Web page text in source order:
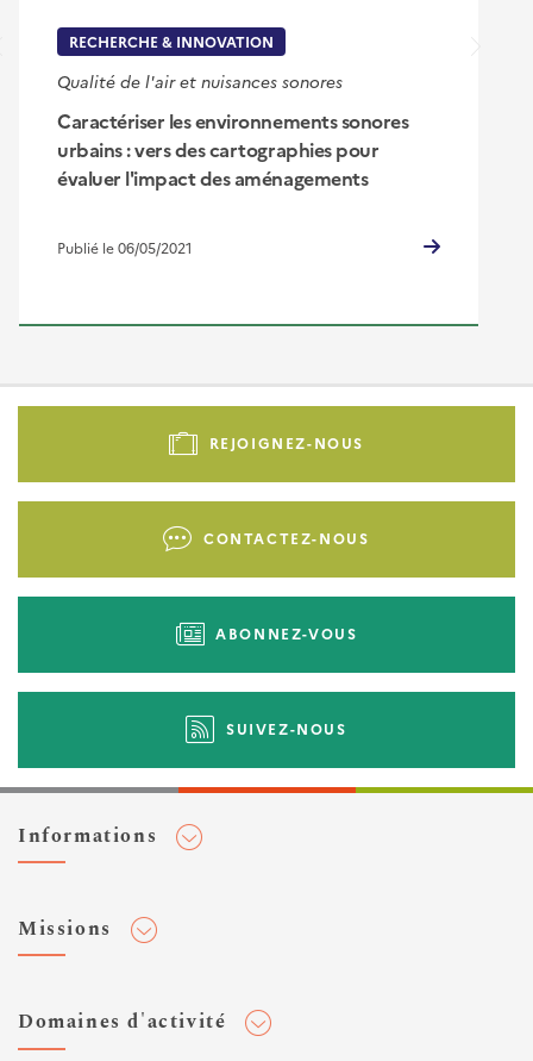
RECHERCHE & INNOVATION
Qualité de l'air et nuisances sonores
Caractériser les environnements sonores
urbains : vers des cartographies pour
évaluer l'impact des aménagements
Publié le 06/05/2021
Pied
-
REJOIGNEZ-NOUS
CONTACTEZ-NOUS
ABONNEZ-VOUS
SUIVEZ-NOUS
Informations
Flux RSS
Missions
Domaines d'activité